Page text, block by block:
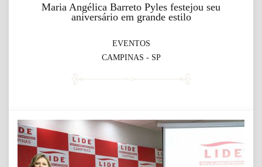
Maria Angélica Barreto Pyles festejou seu
aniversário em grande estilo
EVENTOS
CAMPINAS - SP